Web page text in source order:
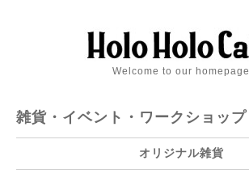
Welcome to our homepage
雑貨・イベント・ワークショップ
オリジナル雑貨